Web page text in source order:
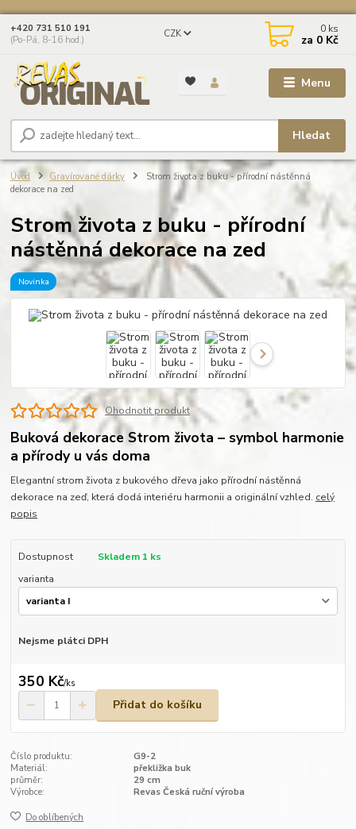
Menu
CZK
Hledat
+420 731 510 191
(Po-Pá, 8-16 hod.)
0 ks
za 0 Kč
Úvod Gravírované dárky
Strom života z buku - přírodní nástěnná
dekorace na zed
Strom života z buku - přírodní
nástěnná dekorace na zed
Novinka
Ohodnotit produkt
Buková dekorace Strom života – symbol harmonie
a přírody u vás doma
Elegantní strom života z bukového dřeva jako přírodní nástěnná
dekorace na zeď, která dodá interiéru harmonii a originální vzhled. celý
popis
Dostupnost
Skladem 1 ks
varianta
Nejsme plátci DPH
350 Kč/ks
Přidat do košíku
Číslo produktu:
G9-2
Materiál:
překližka buk
průměr:
29 cm
Výrobce:
Revas Česká ruční výroba
Do oblíbených